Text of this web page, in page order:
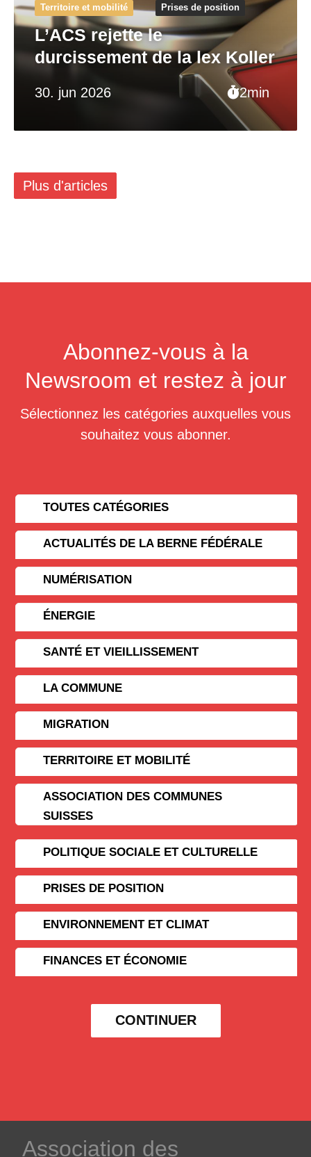
30. jun 2026 2min
Territoire et mobilité Prises de position
L’ACS rejette le
durcissement de la lex Koller
Plus d'articles
Abonnez-vous à la
Newsroom et restez à jour
Sélectionnez les catégories auxquelles vous
souhaitez vous abonner.
TOUTES CATÉGORIES
ACTUALITÉS DE LA BERNE FÉDÉRALE
NUMÉRISATION
ÉNERGIE
SANTÉ ET VIEILLISSEMENT
LA COMMUNE
MIGRATION
TERRITOIRE ET MOBILITÉ
ASSOCIATION DES COMMUNES
SUISSES
POLITIQUE SOCIALE ET CULTURELLE
PRISES DE POSITION
ENVIRONNEMENT ET CLIMAT
FINANCES ET ÉCONOMIE
CONTINUER
­Association des­